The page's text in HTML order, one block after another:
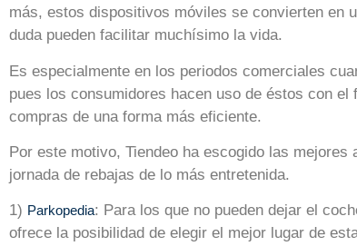
más, estos dispositivos móviles se convierten en
duda pueden facilitar muchísimo la vida.
Es especialmente en los periodos comerciales
pues los consumidores hacen uso de éstos con
compras de una forma más eficiente.
Por este motivo, Tiendeo ha escogido las
jornada de rebajas de lo más entretenida.
1) Parkopedia: Para los que no pueden dejar el
ofrece la posibilidad de elegir el mejor lugar de